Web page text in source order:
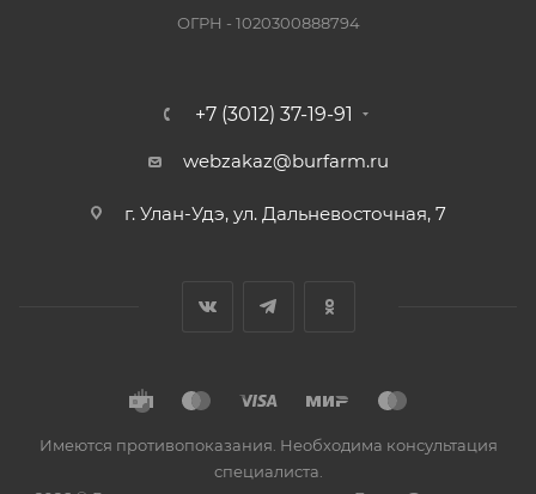
ОГРН - 1020300888794
+7 (3012) 37-19-91
webzakaz@burfarm.ru
г. Улан-Удэ, ул. Дальневосточная, 7
Имеются противопоказания. Необходима консультация
специалиста.